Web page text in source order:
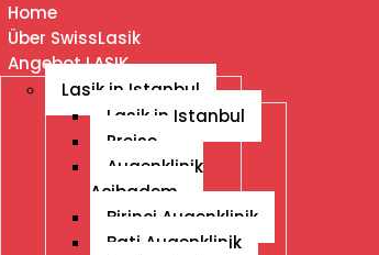
Home
Über SwissLasik
Angebot LASIK
Lasik in Istanbul
Lasik in Istanbul
Preise
Augenklinik
Acibadem
Birinci Augenklinik
Bati Augenklinik